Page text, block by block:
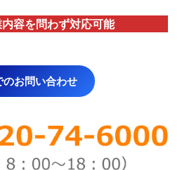
容を問わず対応可能
のお問い合わせ